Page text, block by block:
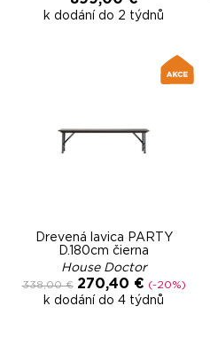
k dodání do 2 týdnů
Drevená lavica PARTY
D.180cm čierna
House Doctor
338,00 € 270,40 € (-20%)
k dodání do 4 týdnů